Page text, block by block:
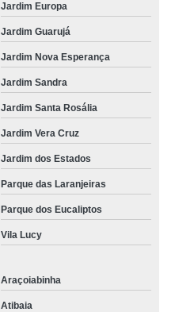
Jardim Europa
Jardim Guarujá
Jardim Nova Esperança
Jardim Sandra
Jardim Santa Rosália
Jardim Vera Cruz
Jardim dos Estados
Parque das Laranjeiras
Parque dos Eucaliptos
Vila Lucy
Araçoiabinha
Atibaia